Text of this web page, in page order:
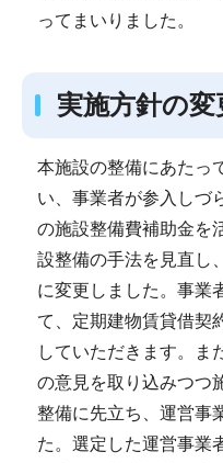
ってまいりました。
実施方針の
本施設の整備にあたっ
い、事業者が参入しづ
の施設整備費補助金を
設整備の手法を見直し
に変更しました。事業
て、定期建物賃貸借契
していただきます。ま
の意見を取り込みつつ
整備に先立ち、運営事
た。選定した運営事業